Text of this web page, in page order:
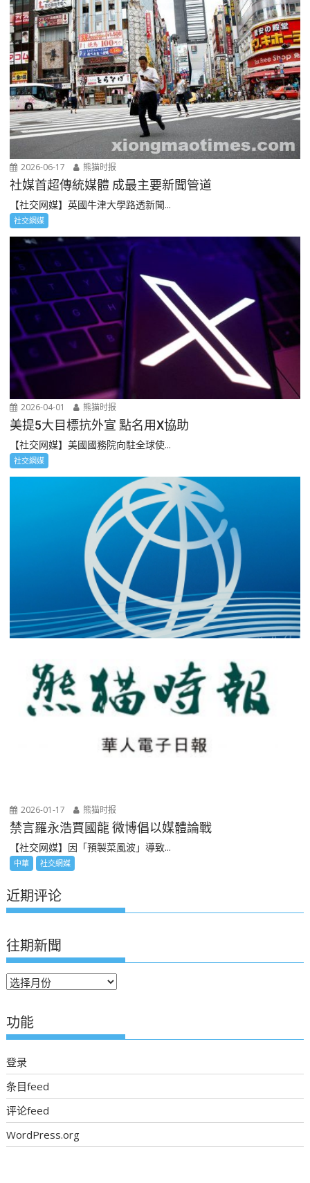
2026-06-17 熊猫时报
社媒首超傳統媒體 成最主要新聞管道
【社交网媒】英國牛津大學路透新聞...
社交網媒
2026-04-01 熊猫时报
美提5大目標抗外宣 點名用X協助
【社交网媒】美國國務院向駐全球使...
社交網媒
2026-01-17 熊猫时报
禁言羅永浩賈國龍 微博倡以媒體論戰
【社交网媒】因「預製菜風波」導致...
中華 社交網媒
近期评论
往期新聞
往
新
聞
功能
登录
条目feed
评论feed
WordPress.org